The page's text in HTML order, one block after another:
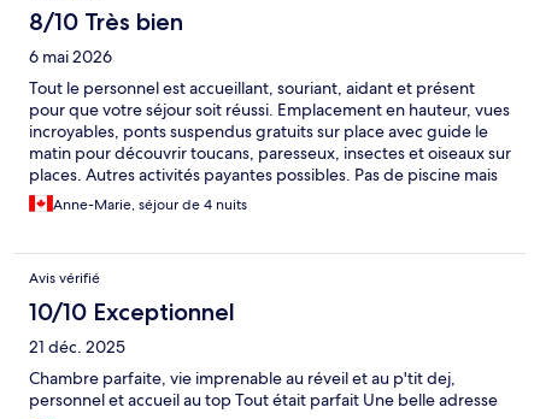
8/10 Très bien
6 mai 2026
Tout le personnel est accueillant, souriant, aidant et présent
pour que votre séjour soit réussi. Emplacement en hauteur, vues
incroyables, ponts suspendus gratuits sur place avec guide le
matin pour découvrir toucans, paresseux, insectes et oiseaux sur
places. Autres activités payantes possibles. Pas de piscine mais
la mer compense largement. Bons déjeuners complets.
Excellente affaire pour le prix. On recommande
Anne-Marie, séjour de 4 nuits
Avis vérifié
10/10 Exceptionnel
21 déc. 2025
Chambre parfaite, vie imprenable au réveil et au p'tit dej,
personnel et accueil au top Tout était parfait Une belle adresse